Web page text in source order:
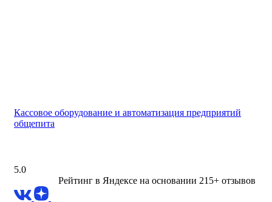
Кассовое оборудование и автоматизация предприятий
общепита
5.0
Рейтинг в Яндексе на основании 215+ отзывов